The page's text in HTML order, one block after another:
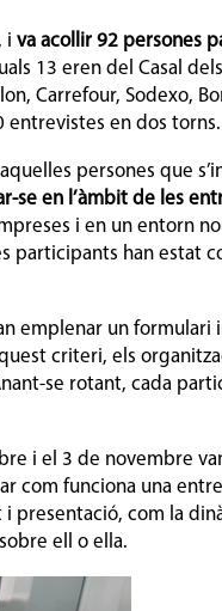
iva acollir 92 persones
13 eren del Casal
Carrefour, Sodexo,
entrevistes en dos torns.
persones que
se en l’àmbit de les
i en un entorn
participants han estat
emplenar un
criteri, els
se rotant, cada
i el 3 de novembre
com funciona una
presentació, com la
ell o ella.